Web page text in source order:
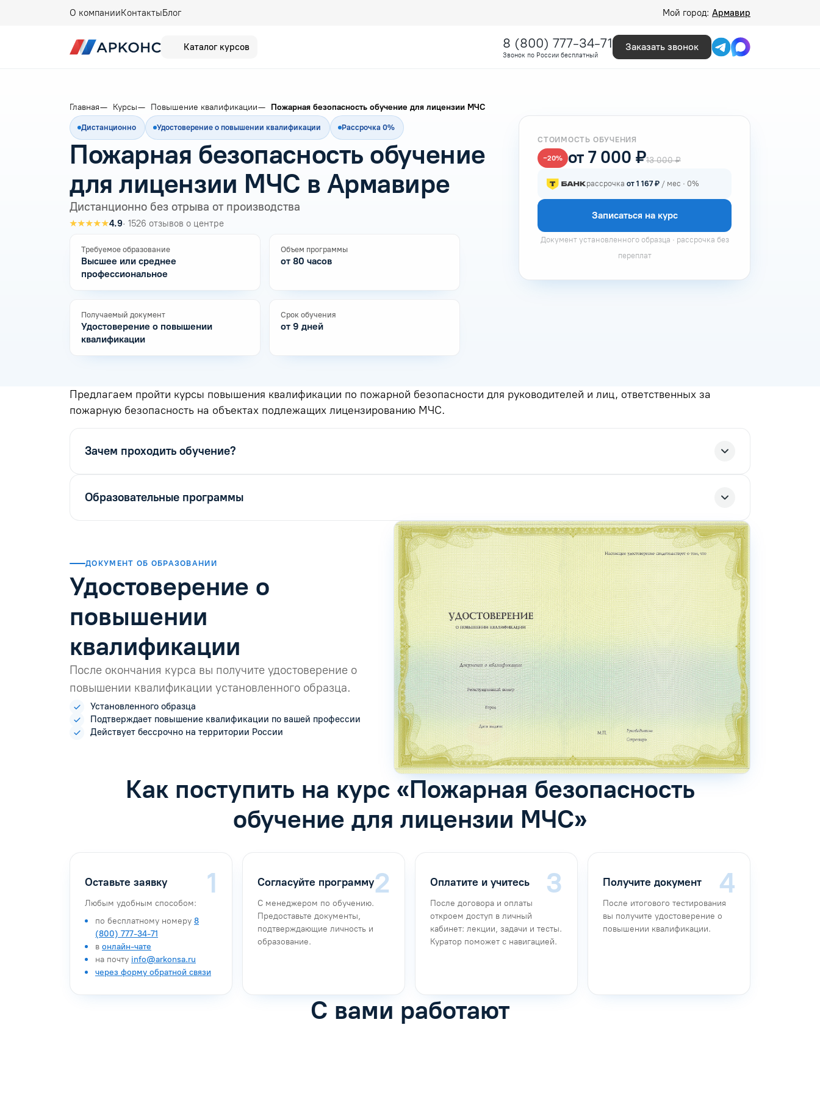
О компанииКонтактыБлог Мой город: Армавир
Каталог курсов 8 (800) 777-34-71
Звонок по России бесплатный
Заказать звонок
Главная Курсы Повышение квалификации Пожарная безопасность обучение для лицензии МЧС
Дистанционно Удостоверение о повышении квалификации Рассрочка 0%
Пожарная безопасность обучение
для лицензии МЧС в Армавире
Дистанционно без отрыва от производства
★★★★★4.9· 1526 отзывов о центре
Требуемое образование
Высшее или среднее
профессиональное
Объем программы
от 80 часов
Получаемый документ
Удостоверение о повышении
квалификации
Срок обучения
от 9 дней
СТОИМОСТЬ ОБУЧЕНИЯ
−20% от 7 000 ₽13 000 ₽
рассрочка от 1 167 ₽ / мес · 0%
Записаться на курс
Документ установленного образца · рассрочка без
переплат
Предлагаем пройти курсы повышения квалификации по пожарной безопасности для руководителей и лиц, ответственных за
пожарную безопасность на объектах подлежащих лицензированию МЧС.
Зачем проходить обучение?
Образовательные программы
ДОКУМЕНТ ОБ ОБРАЗОВАНИИ
Удостоверение о
повышении
квалификации
После окончания курса вы получите удостоверение о
повышении квалификации установленного образца.
Установленного образца
Подтверждает повышение квалификации по вашей профессии
Действует бессрочно на территории России
Как поступить на курс «Пожарная безопасность
обучение для лицензии МЧС»
Оставьте заявку
Любым удобным способом:
по бесплатному номеру 8
(800) 777-34-71
в онлайн-чате
на почту info@arkonsa.ru
через форму обратной связи
Согласуйте программу
С менеджером по обучению.
Предоставьте документы,
подтверждающие личность и
образование.
Оплатите и учитесь
После договора и оплаты
откроем доступ в личный
кабинет: лекции, задачи и тесты.
Куратор поможет с навигацией.
Получите документ
После итогового тестирования
вы получите удостоверение о
повышении квалификации.
С вами работают